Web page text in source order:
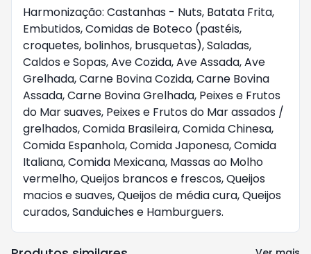
Harmonização: Castanhas - Nuts, Batata Frita,
Embutidos, Comidas de Boteco (pastéis,
croquetes, bolinhos, brusquetas), Saladas,
Caldos e Sopas, Ave Cozida, Ave Assada, Ave
Grelhada, Carne Bovina Cozida, Carne Bovina
Assada, Carne Bovina Grelhada, Peixes e Frutos
do Mar suaves, Peixes e Frutos do Mar assados /
grelhados, Comida Brasileira, Comida Chinesa,
Comida Espanhola, Comida Japonesa, Comida
Italiana, Comida Mexicana, Massas ao Molho
vermelho, Queijos brancos e frescos, Queijos
macios e suaves, Queijos de média cura, Queijos
curados, Sanduiches e Hamburguers.